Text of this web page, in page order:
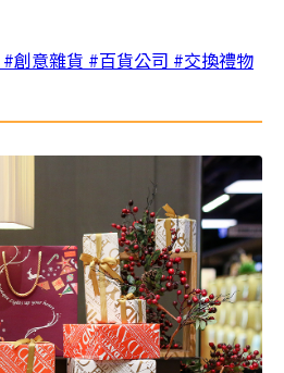
#創意雜貨 #百貨公司 #交換禮物